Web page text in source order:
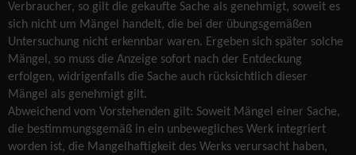
Verbraucher, so gilt die gekaufte Sache als genehmigt, soweit es
sich nicht um Mängel handelt, die bei der übungsgemäßen
Untersuchung nicht erkennbar waren. Ergeben sich später solche
Mängel, so muss die Anzeige sofort nach der Entdeckung
erfolgen, widrigenfalls die Sache auch rücksichtlich dieser
Mängel als genehmigt gilt.
Abweichend vom Vorstehenden gilt: Soweit Mängel einer Sache,
die bestimmungsgemäß in ein unbewegliches Werk integriert
worden ist, die Mangelhaftigkeit des Werks verursacht haben,